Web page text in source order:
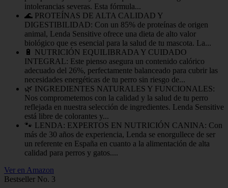
intolerancias severas. Esta fórmula...
🌊 PROTEÍNAS DE ALTA CALIDAD Y
DIGESTIBILIDAD: Con un 85% de proteínas de origen
animal, Lenda Sensitive ofrece una dieta de alto valor
biológico que es esencial para la salud de tu mascota. La...
🔋 NUTRICIÓN EQUILIBRADA Y CUIDADO
INTEGRAL: Este pienso asegura un contenido calórico
adecuado del 26%, perfectamente balanceado para cubrir las
necesidades energéticas de tu perro sin riesgo de...
🌿 INGREDIENTES NATURALES Y FUNCIONALES:
Nos comprometemos con la calidad y la salud de tu perro
reflejada en nuestra selección de ingredientes. Lenda Sensitive
está libre de colorantes y...
🐾 LENDA: EXPERTOS EN NUTRICIÓN CANINA: Con
más de 30 años de experiencia, Lenda se enorgullece de ser
un referente en España en cuanto a la alimentación de alta
calidad para perros y gatos....
Ver en Amazon
Bestseller No. 3